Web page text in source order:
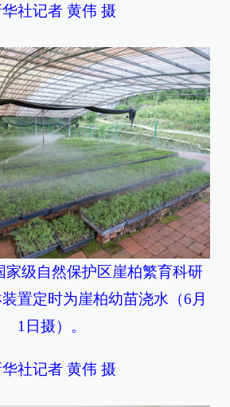
华社记者 黄伟 摄
家级自然保护区崖柏繁育科研
置定时为崖柏幼苗浇水（6月
1日摄）。
华社记者 黄伟 摄